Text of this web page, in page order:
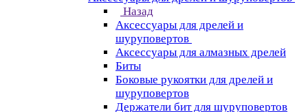
Назад
Аксессуары для дрелей и
шуруповертов
Аксессуары для алмазных дрелей
Биты
Боковые рукоятки для дрелей и
шуруповертов
Держатели бит для шуруповертов